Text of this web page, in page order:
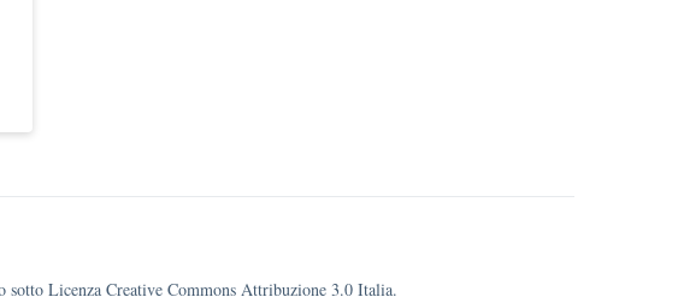
sotto Licenza Creative Commons Attribuzione 3.0 Italia.